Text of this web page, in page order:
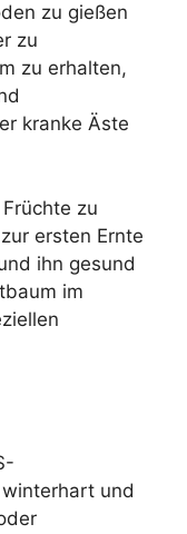
zu gießen
zu
zu erhalten,
kranke Äste
zu
ersten Ernte
ihn gesund
im
und